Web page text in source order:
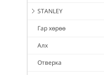
STANLEY
Гар хөрөө
Алх
Отверка